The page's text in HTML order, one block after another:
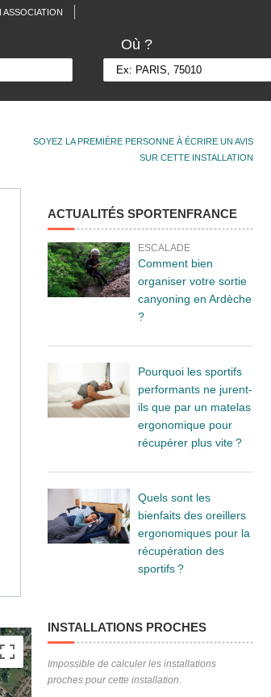
ASSOCIATION
Où ?
SOYEZ LA PREMIÈRE PERSONNE À ÉCRIRE UN AVIS
SUR CETTE INSTALLATION
ACTUALITÉS SPORTENFRANCE
ESCALADE
Comment bien
organiser votre sortie
canyoning en Ardèche
?
Pourquoi les sportifs
performants ne jurent-
ils que par un matelas
ergonomique pour
récupérer plus vite ?
Quels sont les
bienfaits des oreillers
ergonomiques pour la
récupération des
sportifs ?
INSTALLATIONS PROCHES
Impossible de calculer les installations
proches pour cette installation.